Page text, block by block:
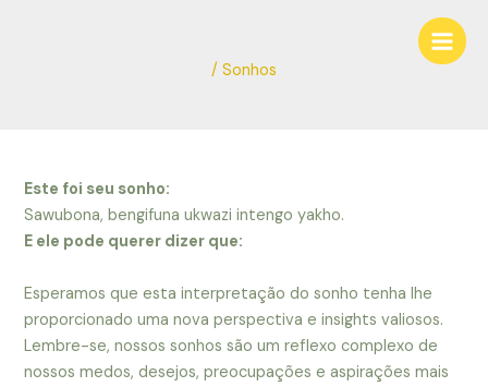
Main
/ Sonhos
Este foi seu sonho:
Sawubona, bengifuna ukwazi intengo yakho.
E ele pode querer dizer que:
Esperamos que esta interpretação do sonho tenha lhe
proporcionado uma nova perspectiva e insights valiosos.
Lembre-se, nossos sonhos são um reflexo complexo de
nossos medos, desejos, preocupações e aspirações mais